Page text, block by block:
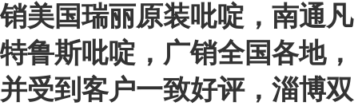
销美国瑞丽原装吡啶，南通凡
特鲁斯吡啶，广销全国各地，
并受到客户一致好评，淄博双